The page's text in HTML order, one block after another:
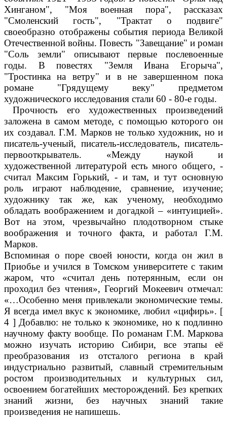
Хинганом", "Моя военная пора", рассказах
"Смоленский гость", "Трактат о подвиге"
своеобразно отображены события периода Великой
Отечественной войны. Повесть "Завещание" и роман
"Соль земли" описывают первые послевоенные
годы. В повестях "Земля Ивана Егорыча",
"Тростинка на ветру" и в не завершенном пока
романе "Грядущему веку" предметом
художнического исследования стали 60 - 80-е годы.
Прочность его художественных произведений
заложена в самом методе, с помощью которого он
их создавал. Г.М. Марков не только художник, но и
писатель-ученый, писатель-исследователь, писатель-
первооткрыватель. «Между наукой и
художественной литературой есть много общего, -
считал Максим Горький, - и там, и тут основную
роль играют наблюдение, сравнение, изучение;
художнику так же, как ученому, необходимо
обладать воображением и догадкой – «интуицией».
Вот на этом, чрезвычайно плодотворном стыке
воображения и точного факта, и работал Г.М.
Марков.
Вспоминая о поре своей юности, когда он жил в
Приобье и учился в Томском университете с таким
жаром, что «считал день потерянным, если он
проходил без чтения», Георгий Мокеевич отмечал:
«…Особенно меня привлекали экономические темы.
Я всегда имел вкус к экономике, любил «цифирь». [
4 ] Добавлю: не только к экономике, но к подлинно
научному факту вообще. По романам Г.М. Маркова
можно изучать историю Сибири, все этапы её
преобразования из отсталого региона в край
индустриально развитый, славный стремительным
ростом производительных и культурных сил,
освоением богатейших месторождений. Без крепких
знаний жизни, без научных знаний такие
произведения не напишешь.